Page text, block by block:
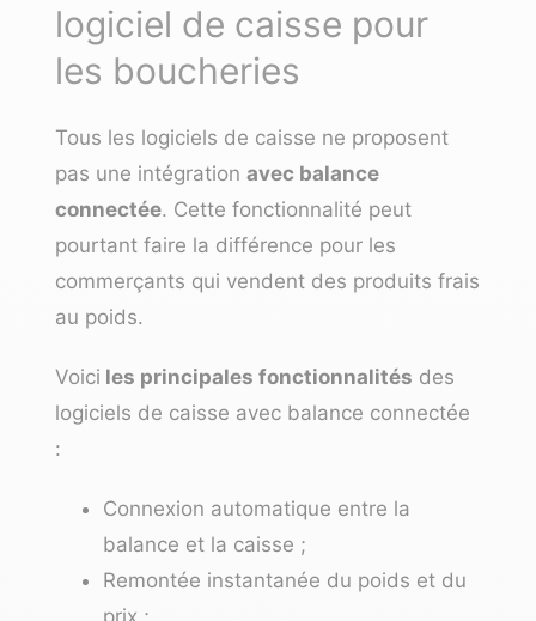
logiciel de caisse pour
les boucheries
Tous les logiciels de caisse ne proposent
pas une intégration avec balance
connectée. Cette fonctionnalité peut
pourtant faire la différence pour les
commerçants qui vendent des produits frais
au poids.
Voici les principales fonctionnalités des
logiciels de caisse avec balance connectée
:
Connexion automatique entre la
balance et la caisse ;
Remontée instantanée du poids et du
prix ;